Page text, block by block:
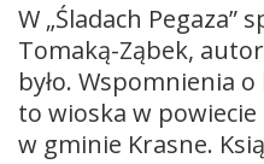
W „Śladach Pegaza”
Tomaką-Ząbek,
było. Wspomnienia
to wioska w
w gminie Krasne.